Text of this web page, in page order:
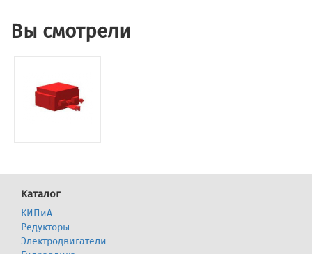
Вы смотрели
Каталог
КИПиА
Редукторы
Электродвигатели